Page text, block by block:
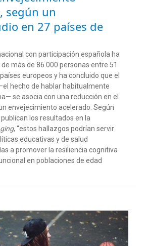
según un
en 27 países de
con participación española ha
más de 86.000 personas entre 51
europeos y ha concluido que el
hecho de hablar habitualmente
se asocia con una reducción en el
envejecimiento acelerado. Según
los resultados en la
, “estos hallazgos podrían servir
educativas y de salud
a promover la resiliencia cognitiva
en poblaciones de edad